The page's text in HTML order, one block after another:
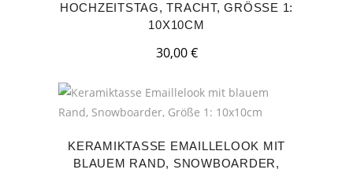
HOCHZEITSTAG, TRACHT, GRÖSSE 1: 1
0X10CM
30,00€
KERAMIKTASSE EMAILLELOOK MIT
BLAUEM RAND, SNOWBOARDER,